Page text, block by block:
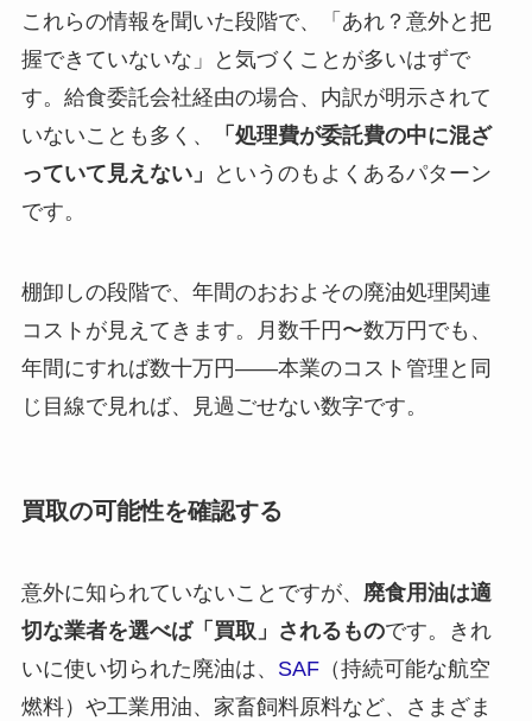
これらの情報を聞いた段階で、「あれ？意外と把
握できていないな」と気づくことが多いはずで
す。給食委託会社経由の場合、内訳が明示されて
いないことも多く、
「処理費が委託費の中に混ざ
っていて見えない」
というのもよくあるパターン
です。
棚卸しの段階で、年間のおおよその廃油処理関連
コストが見えてきます。月数千円〜数万円でも、
年間にすれば数十万円——本業のコスト管理と同
じ目線で見れば、見過ごせない数字です。
買取の可能性を確認する
意外に知られていないことですが、 廃食用油は適
切な業者を選べば「買取」されるものです。きれ
いに使い切られた廃油は、 SAF（持続可能な航空
燃料）や工業用油、家畜飼料原料など、さまざま